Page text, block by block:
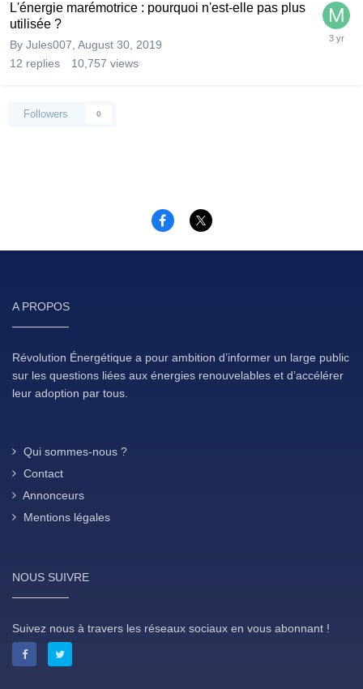
L'énergie marémotrice : pourquoi n'est-elle pas plus
utilisée ?
By Jules007, August 30, 2019
12 replies 10,757 views
Followers 0
A PROPOS
Révolution Énergétique a pour ambition d’informer un large public
sur les questions liées aux énergies renouvelables et d’accélérer
leur adoption par tous.
Qui sommes-nous ?
Contact
Annonceurs
Mentions légales
NOUS SUIVRE
Suivez nous à travers les réseaux sociaux en vous abonnant !